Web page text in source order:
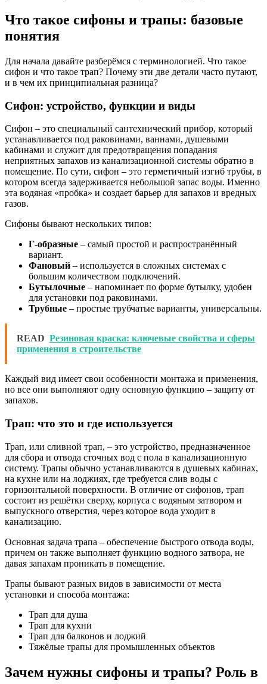
Что такое сифоны и трапы: базовые
понятия
Для начала давайте разберёмся с терминологией. Что такое
сифон и что такое трап? Почему эти две детали часто путают,
и в чем их принципиальная разница?
Сифон: устройство, функции и виды
Сифон – это специальный сантехнический прибор, который
устанавливается под раковинами, ваннами, душевыми
кабинами и служит для предотвращения попадания
неприятных запахов из канализационной системы обратно в
помещение. По сути, сифон – это герметичный изгиб трубы, в
котором всегда задерживается небольшой запас воды. Именно
эта водяная «пробка» и создает барьер для запахов и вредных
газов.
Сифоны бывают нескольких типов:
Г-образные – самый простой и распространённый
вариант.
Фановый – используется в сложных системах с
большим количеством подключений.
Бутылочные – напоминает по форме бутылку, удобен
для установки под раковинами.
Трубные – простые трубчатые варианты, универсальны.
READ Резиновая краска: ключевые свойства и сферы
применения в строительстве
Каждый вид имеет свои особенности монтажа и применения,
но все они выполняют одну основную функцию – защиту от
запахов.
Трап: что это и где используется
Трап, или сливной трап, – это устройство, предназначенное
для сбора и отвода сточных вод с пола в канализационную
систему. Трапы обычно устанавливаются в душевых кабинах,
на кухне или на лоджиях, где требуется слив воды с
горизонтальной поверхности. В отличие от сифонов, трап
состоит из решётки сверху, корпуса с водяным затвором и
выпускного отверстия, через которое вода уходит в
канализацию.
Основная задача трапа – обеспечение быстрого отвода воды,
причем он также выполняет функцию водного затвора, не
давая запахам проникать в помещение.
Трапы бывают разных видов в зависимости от места
установки и способа монтажа:
Трап для душа
Трап для кухни
Трап для балконов и лоджий
Тяжёлые трапы для промышленных объектов
Зачем нужны сифоны и трапы? Роль в